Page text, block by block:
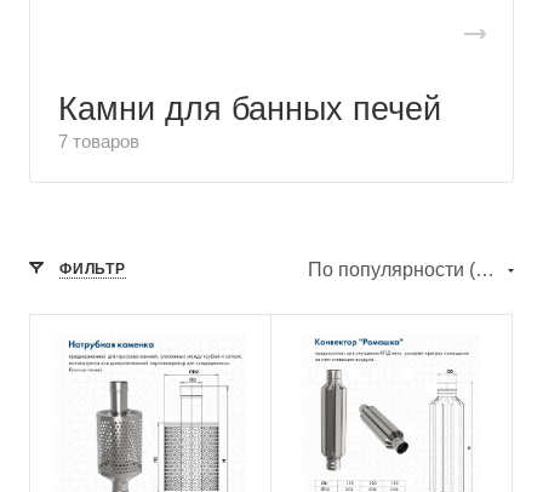
Камни для банных печей
7 товаров
ФИЛЬТР По популярности (убывание)